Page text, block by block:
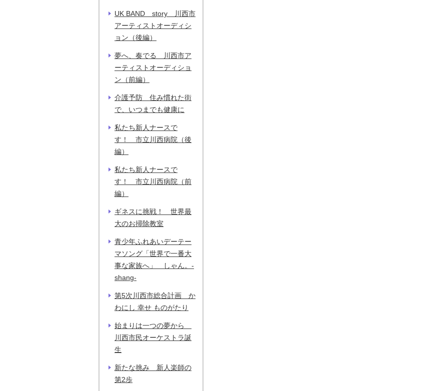
UK BAND story 川西市
アーティストオーディシ
ョン（後編）
夢へ、奏でる 川西市ア
ーティストオーディショ
ン（前編）
介護予防 住み慣れた街
で、いつまでも健康に
私たち新人ナースで
す！ 市立川西病院（後
編）
私たち新人ナースで
す！ 市立川西病院（前
編）
ギネスに挑戦！ 世界最
大のお掃除教室
青少年ふれあいデーテー
マソング「世界で一番大
事な家族へ」 しゃん。-
shang-
第5次川西市総合計画 か
わにし 幸せ ものがたり
始まりは一つの夢から
川西市民オーケストラ誕
生
新たな挑み 新人楽師の
第2歩